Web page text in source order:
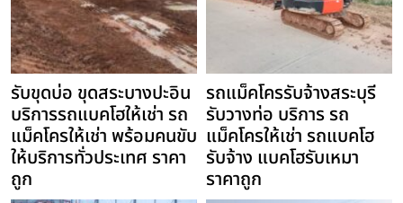
รับขุดบ่อ ขุดสระบางปะอิน
บริการรถแบคโฮให้เช่า รถ
แม็คโครให้เช่า พร้อมคนขับ
ให้บริการทั่วประเทศ ราคา
ถูก
รถแม็คโครรับจ้างสระบุรี
รับวางท่อ บริการ รถ
แม็คโครให้เช่า รถแบคโฮ
รับจ้าง แบคโฮรับเหมา
ราคาถูก